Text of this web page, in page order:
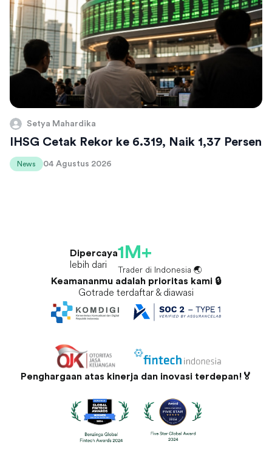
Setya Mahardika
IHSG Cetak Rekor ke 6.319, Naik 1,37 Persen
News 04 Agustus 2026
Dipercaya
lebih dari
1M+
Trader di Indonesia 🌏
Keamananmu adalah prioritas kami 🔒
Gotrade terdaftar & diawasi
Penghargaan atas kinerja dan inovasi terdepan!🏅